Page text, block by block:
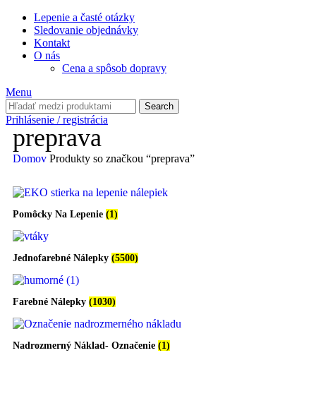
Lepenie a časté otázky
Sledovanie objednávky
Kontakt
O nás
Cena a spôsob dopravy
Menu
Search
Prihlásenie / registrácia
preprava
Domov Produkty so značkou “preprava”
Pomôcky Na Lepenie (1)
Jednofarebné Nálepky (5500)
Farebné Nálepky (1030)
Nadrozmerný Náklad- Označenie (1)